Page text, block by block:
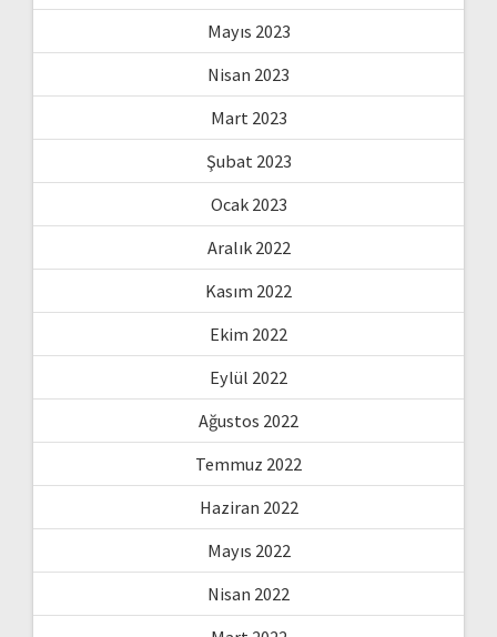
Mayıs 2023
Nisan 2023
Mart 2023
Şubat 2023
Ocak 2023
Aralık 2022
Kasım 2022
Ekim 2022
Eylül 2022
Ağustos 2022
Temmuz 2022
Haziran 2022
Mayıs 2022
Nisan 2022